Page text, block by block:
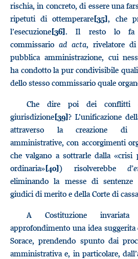
rischia, in concreto, di essere una
ripetuti di ottemperare[35], che
l’esecuzione[36]. Il resto lo
commissario ad acta, rivelatore
pubblica amministrazione, cui
ha condotto la pur condivisibile
dello stesso commissario quale
Che dire poi dei conflitti
giurisdizione[39]? L’unificazione
attraverso la creazione di
amministrative, con accorgimenti
che valgano a sottrarle dalla «crisi
ordinaria»[40]) risolverebbe
eliminando la messe di
giudici di merito e della Corte di
A Costituzione invariata
approfondimento una idea
Sorace, prendendo spunto dai
amministrativa e, in particolare,